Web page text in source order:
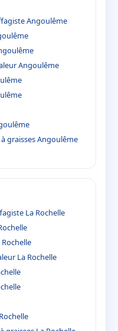
Angoulême
Angoulême
graisses Angoulême
La Rochelle
La Rochelle